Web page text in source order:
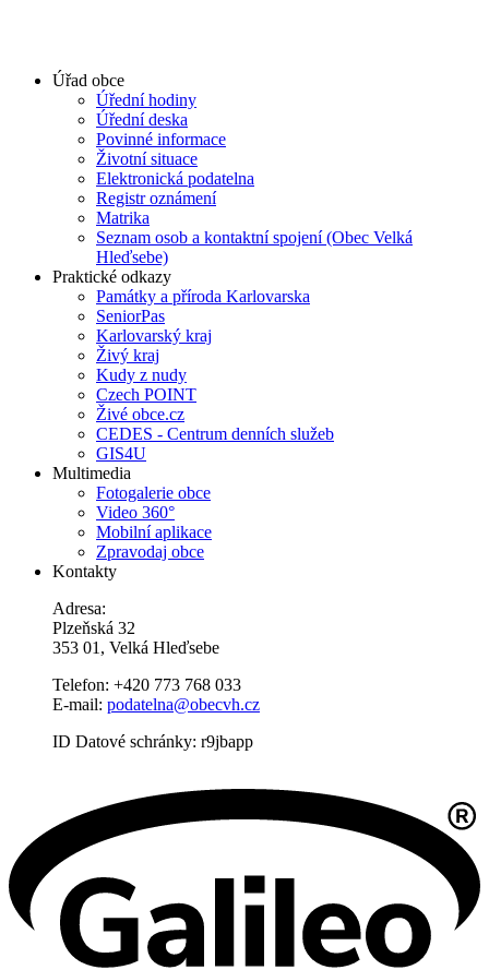
Úřad obce
Úřední hodiny
Úřední deska
Povinné informace
Životní situace
Elektronická podatelna
Registr oznámení
Matrika
Seznam osob a kontaktní spojení (Obec Velká
Hleďsebe)
Praktické odkazy
Památky a příroda Karlovarska
SeniorPas
Karlovarský kraj
Živý kraj
Kudy z nudy
Czech POINT
Živé obce.cz
CEDES - Centrum denních služeb
GIS4U
Multimedia
Fotogalerie obce
Video 360°
Mobilní aplikace
Zpravodaj obce
Kontakty
Adresa:
Plzeňská 32
353 01, Velká Hleďsebe
Telefon: +420 773 768 033
E-mail: podatelna@obecvh.cz
ID Datové schránky: r9jbapp